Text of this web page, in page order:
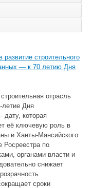
строительного
— к 70 летию Дня
отрасль
Дня
дату, которая
её ключевую роль в
и Ханты‑Мансийского
Росреестра по
органами власти и
снижает
сроки